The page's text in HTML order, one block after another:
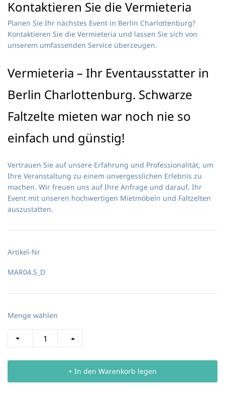
Kontaktieren Sie die Vermieteria
Planen Sie Ihr nächstes Event in Berlin Charlottenburg?
Kontaktieren Sie die Vermieteria und lassen Sie sich von
unserem umfassenden Service überzeugen.
Vermieteria – Ihr Eventausstatter in
Berlin Charlottenburg. Schwarze
Faltzelte mieten war noch nie so
einfach und günstig!
Vertrauen Sie auf unsere Erfahrung und Professionalität, um
Ihre Veranstaltung zu einem unvergesslichen Erlebnis zu
machen. Wir freuen uns auf Ihre Anfrage und darauf, Ihr
Event mit unseren hochwertigen Mietmöbeln und Faltzelten
auszustatten.
Artikel-Nr
MAR04.S_D
Menge wählen
+ In den Warenkorb legen